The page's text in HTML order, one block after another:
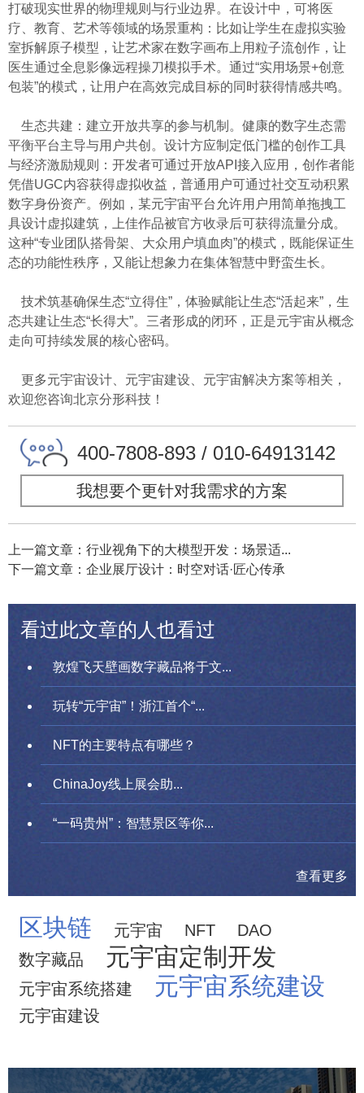
打破现实世界的物理规则与行业边界。在设计中，可将医
疗、教育、艺术等领域的场景重构：比如让学生在虚拟实验
室拆解原子模型，让艺术家在数字画布上用粒子流创作，让
医生通过全息影像远程操刀模拟手术。通过“实用场景+创意
包装”的模式，让用户在高效完成目标的同时获得情感共鸣。
生态共建：建立开放共享的参与机制。健康的数字生态需
平衡平台主导与用户共创。设计方应制定低门槛的创作工具
与经济激励规则：开发者可通过开放API接入应用，创作者能
凭借UGC内容获得虚拟收益，普通用户可通过社交互动积累
数字身份资产。例如，某元宇宙平台允许用户用简单拖拽工
具设计虚拟建筑，上佳作品被官方收录后可获得流量分成。
这种“专业团队搭骨架、大众用户填血肉”的模式，既能保证生
态的功能性秩序，又能让想象力在集体智慧中野蛮生长。
技术筑基确保生态“立得住”，体验赋能让生态“活起来”，生
态共建让生态“长得大”。三者形成的闭环，正是元宇宙从概念
走向可持续发展的核心密码。
更多元宇宙设计、元宇宙建设、元宇宙解决方案等相关，
欢迎您咨询北京分形科技！
400-7808-893 / 010-64913142
我想要个更针对我需求的方案
上一篇文章：行业视角下的大模型开发：场景适...
下一篇文章：企业展厅设计：时空对话·匠心传承
看过此文章的人也看过
敦煌飞天壁画数字藏品将于文...
玩转“元宇宙”！浙江首个“...
NFT的主要特点有哪些？
ChinaJoy线上展会助...
“一码贵州”：智慧景区等你...
查看更多
区块链 元宇宙 NFT
DAO
数字藏品
元宇宙定制开发
元宇宙系统搭建 元宇宙系统建设
元宇宙建设